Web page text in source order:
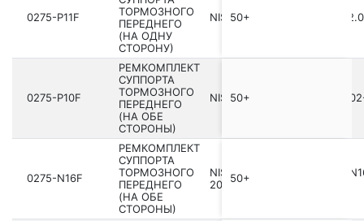
0275-P11F
ТОРМОЗНОГО
ПЕРЕДНЕГО
(НА ОДНУ
СТОРОНУ)
NISSAN PRIMERA P12E
50+
0275-P10F
РЕМКОМПЛЕКТ
СУППОРТА
ТОРМОЗНОГО
ПЕРЕДНЕГО
(НА ОБЕ
СТОРОНЫ)
NISSAN PRIMERA P10
50+
0275-N16F
РЕМКОМПЛЕКТ
СУППОРТА
ТОРМОЗНОГО
ПЕРЕДНЕГО
(НА ОБЕ
СТОРОНЫ)
NISSAN ALMERA UK MAKE
2006.11 [EL]
50+